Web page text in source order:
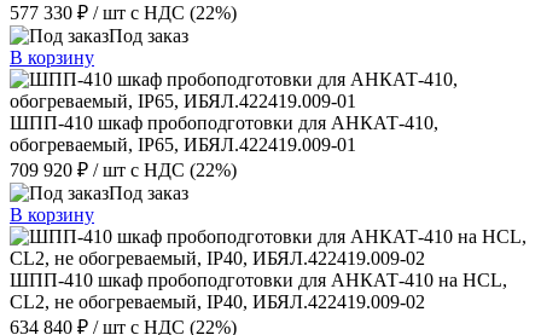
577 330 ₽ / шт с НДС (22%)
Под заказ
В корзину
ШПП-410 шкаф пробоподготовки для АНКАТ-410,
обогреваемый, IP65, ИБЯЛ.422419.009-01
709 920 ₽ / шт с НДС (22%)
Под заказ
В корзину
ШПП-410 шкаф пробоподготовки для АНКАТ-410 на HCL,
CL2, не обогреваемый, IP40, ИБЯЛ.422419.009-02
634 840 ₽ / шт с НДС (22%)